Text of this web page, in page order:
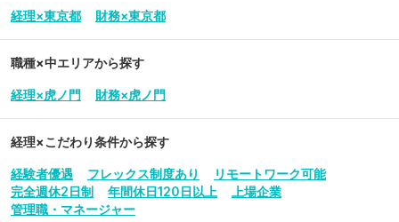
経理×東京都 財務×東京都
職種×中エリアから探す
経理×虎ノ門 財務×虎ノ門
経理×こだわり条件から探す
経験者優遇 フレックス制度あり
リモートワーク可能
完全週休2日制
年間休日120日以上
上場企業
管理職・マネージャー